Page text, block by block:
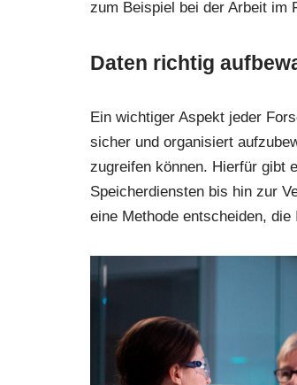
zum Beispiel bei der Arbeit im
Daten richtig
Ein wichtiger Aspekt jeder
sicher und organisiert
zugreifen können. Hierfür gibt
Speicherdiensten bis hin zur
eine Methode entscheiden,